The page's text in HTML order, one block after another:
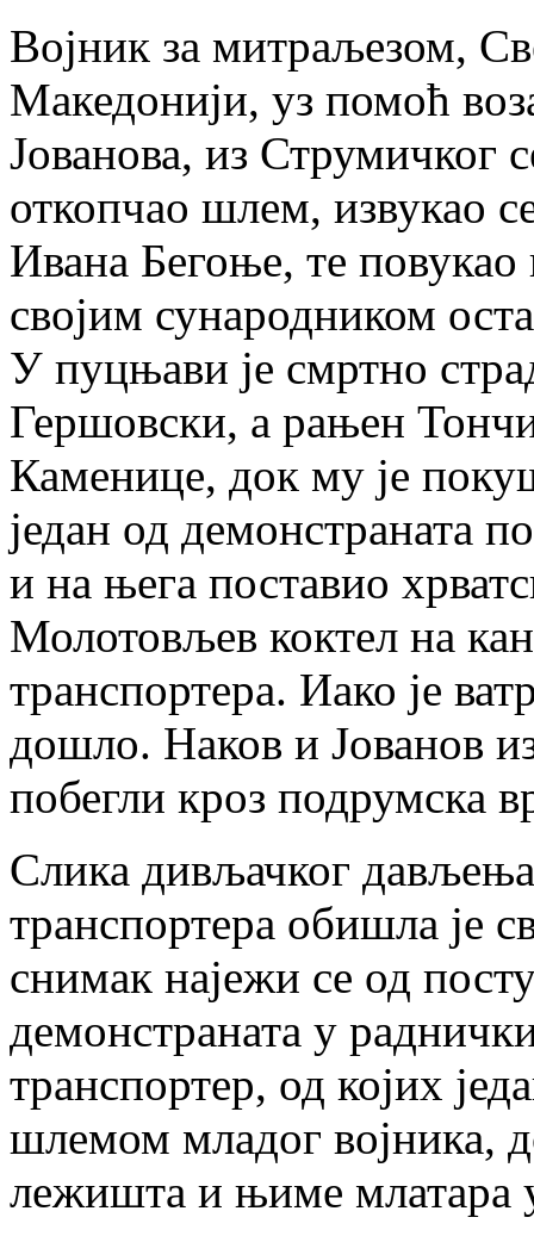
Војник за митраљезом,
Македонији, уз помоћ
Јованова, из Струмичког
откопчао шлем, извукао
Ивана Бегоње, те
својим сународником
У пуцњави је смртно
Гершовски, а рањен
Каменице, док му је
један од демонстраната
и на њега поставио
Молотовљев коктел на
транспортера. Иако је
дошло. Наков и Јованов
побегли кроз подрумска
Слика дивљачког
транспортера обишла је
снимак најежи се од
демонстраната у
транспортер, од којих
шлемом младог војника,
лежишта и њиме млатара